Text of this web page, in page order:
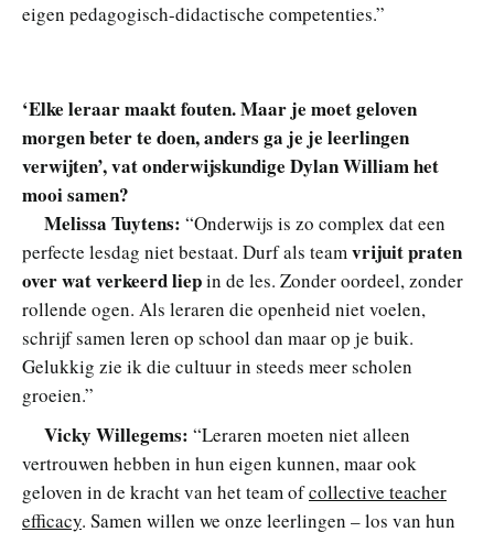
eigen pedagogisch-didactische competenties.”
‘Elke leraar maakt fouten. Maar je moet geloven
morgen beter te doen, anders ga je je leerlingen
verwijten’, vat onderwijskundige Dylan William het
mooi samen?
Melissa Tuytens: “Onderwijs is zo complex dat een
perfecte lesdag niet bestaat. Durf als teamvrijuit praten
over wat verkeerd liepin de les. Zonder oordeel, zonder
rollende ogen. Als leraren die openheid niet voelen,
schrijf samen leren op school dan maar op je buik.
Gelukkig zie ik die cultuur in steeds meer scholen
groeien.”
Vicky Willegems: “Leraren moeten niet alleen
vertrouwen hebben in hun eigen kunnen, maar ook
geloven in de kracht van het team ofcollective teacher
efficacy. Samen willen we onze leerlingen – los van hun